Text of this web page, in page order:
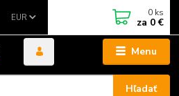
Menu
EUR
Hľadať
0 ks
za 0 €